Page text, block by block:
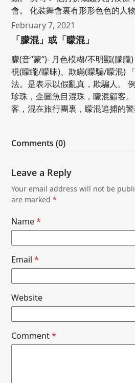
會。 化裝舞會裏有形形色色的人
February 7, 2021
「朦混」或「矇混」
朦(音“蒙“)- 月色模糊/不明顯(朦
視(矇矓/矇昧)、欺瞞(矇騙/矇混)
法。是表示以假亂真，欺騙人。
珍珠，企圖魚目混珠，矇混顧客
客，混在旅行團裏，矇混追捕的警
Comments (0)
Leave a Reply
Your email address will not be
are marked*
Name*
Email*
Website
Comment*